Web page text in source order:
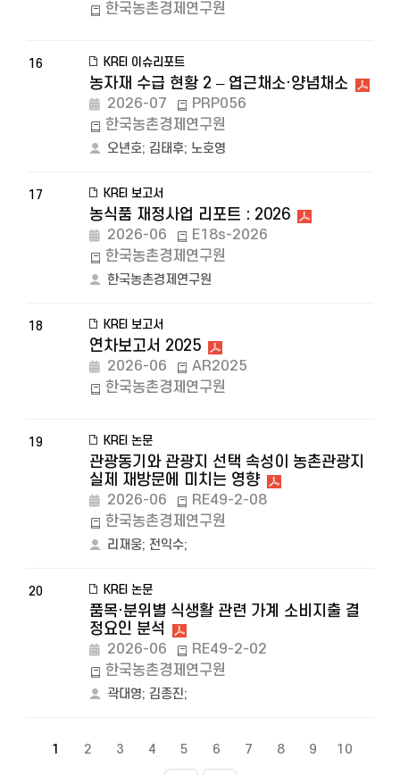
한국농촌경제연구원
16 KREI 이슈리포트
농자재 수급 현황 2 – 엽근채소·양념채소
2026-07
PRP056
한국농촌경제연구원
오년호; 김태후; 노호영
17 KREI 보고서
농식품 재정사업 리포트 : 2026
2026-06
E18s-2026
한국농촌경제연구원
한국농촌경제연구원
18 KREI 보고서
연차보고서 2025
2026-06
AR2025
한국농촌경제연구원
19 KREI 논문
관광동기와 관광지 선택 속성이 농촌관광지
실제 재방문에 미치는 영향
2026-06
RE49-2-08
한국농촌경제연구원
리재웅; 전익수;
20 KREI 논문
품목·분위별 식생활 관련 가계 소비지출 결
정요인 분석
2026-06
RE49-2-02
한국농촌경제연구원
곽대영; 김종진;
1 2 3 4 5 6 7 8 9 10